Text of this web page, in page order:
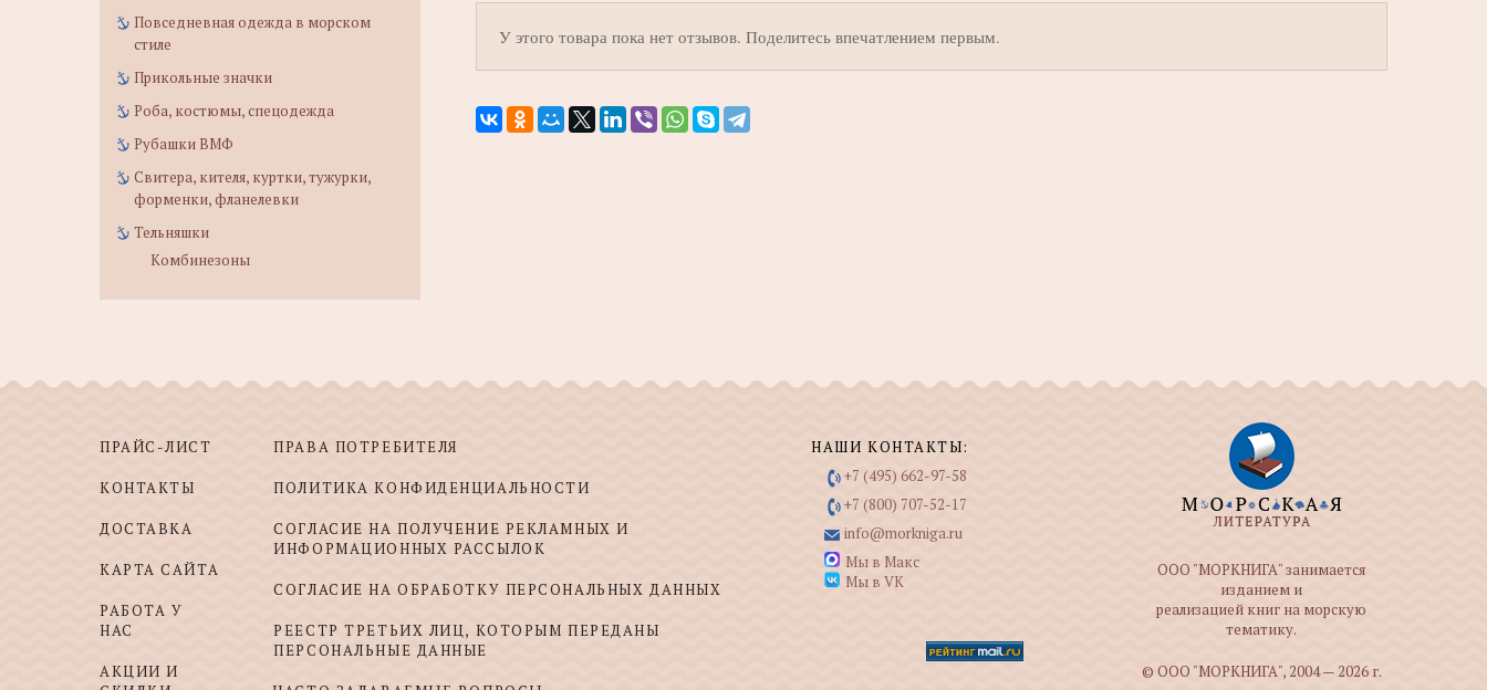
Повседневная одежда в морском
стиле
Прикольные значки
Роба, костюмы, спецодежда
Рубашки ВМФ
Свитера, кителя, куртки, тужурки,
форменки, фланелевки
Тельняшки
Комбинезоны
У этого товара пока нет отзывов. Поделитесь впечатлением первым.
ПРАЙС-ЛИСТ
КОНТАКТЫ
ДОСТАВКА
КАРТА САЙТА
РАБОТА У
НАС
АКЦИИ И
ПРАВА ПОТРЕБИТЕЛЯ
ПОЛИТИКА КОНФИДЕНЦИАЛЬНОСТИ
СОГЛАСИЕ НА ПОЛУЧЕНИЕ РЕКЛАМНЫХ И
ИНФОРМАЦИОННЫХ РАССЫЛОК
СОГЛАСИЕ НА ОБРАБОТКУ ПЕРСОНАЛЬНЫХ ДАННЫХ
РЕЕСТР ТРЕТЬИХ ЛИЦ, КОТОРЫМ ПЕРЕДАНЫ
ПЕРСОНАЛЬНЫЕ ДАННЫЕ
НАШИ КОНТАКТЫ:
+7 (495) 662-97-58
+7 (800) 707-52-17
info@morkniga.ru
Мы в Макс
Мы в VK
ООО "МОРКНИГА" занимается
изданием и
реализацией книг на морскую
тематику.
© ООО "МОРКНИГА", 2004 — 2026 г.